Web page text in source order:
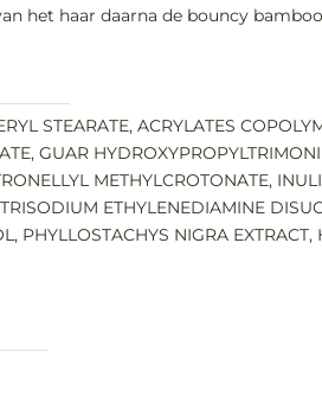
het haar daarna de bouncy
STEARATE, ACRYLATES
GUAR
METHYLCROTONATE,
ETHYLENEDIAMINE
PHYLLOSTACHYS NIGRA